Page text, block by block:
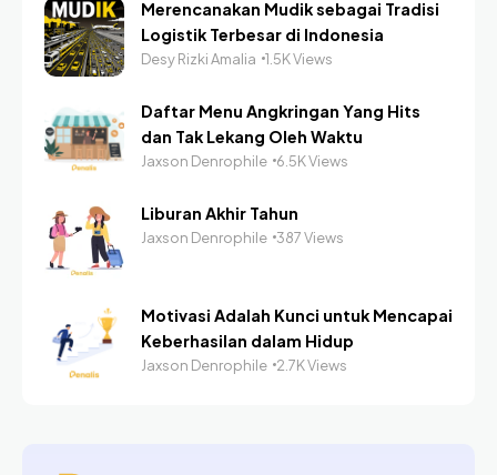
Merencanakan Mudik sebagai Tradisi
Logistik Terbesar di Indonesia
Desy Rizki Amalia 1.5K Views
Daftar Menu Angkringan Yang Hits
dan Tak Lekang Oleh Waktu
Jaxson Denrophile 6.5K Views
Liburan Akhir Tahun
Jaxson Denrophile 387 Views
Motivasi Adalah Kunci untuk Mencapai
Keberhasilan dalam Hidup
Jaxson Denrophile 2.7K Views